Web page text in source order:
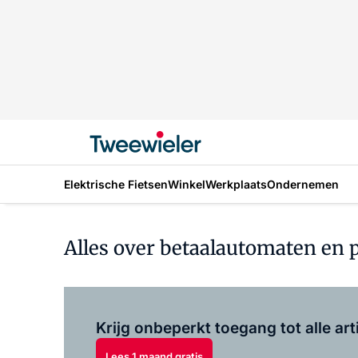
Elektrische FietsenWinkelWerkplaatsOndernemen
Alles over betaalautomaten en
Krijg onbeperkt toegang tot alle